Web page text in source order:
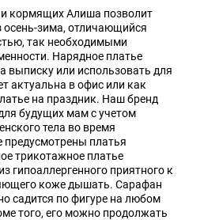
кормящих Алиша позволит
осень-зима, отличающийся
так необходимыми
Нарядное платье
выписку или использовать для
актуальна в офис или как
на праздник. Наш бренд
будущих мам с учетом
тела во время
предусмотрены платья
трикотажное платье
гипоаллергенного приятного к
коже дышать. Сарафан
садится по фигуре на любом
того, его можно продолжать